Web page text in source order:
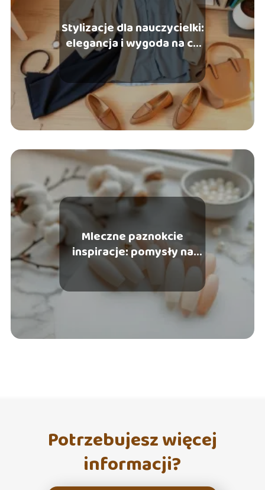
Stylizacje dla nauczycielki:
elegancja i wygoda na co
dzień
Mleczne paznokcie
inspiracje: pomysły na
subtelny manicure
Potrzebujesz więcej
informacji?